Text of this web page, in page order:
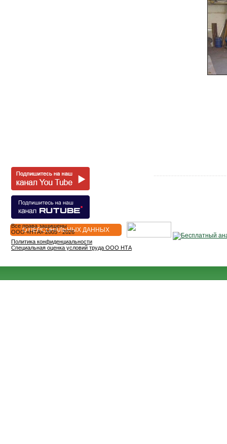
О ПЕРСОНАЛЬНЫХ ДАННЫХ
Все права защищены
OOO «НТА» 2005 - 2026
Политика конфиденциальности
Специальная оценка условий труда ООО НТА